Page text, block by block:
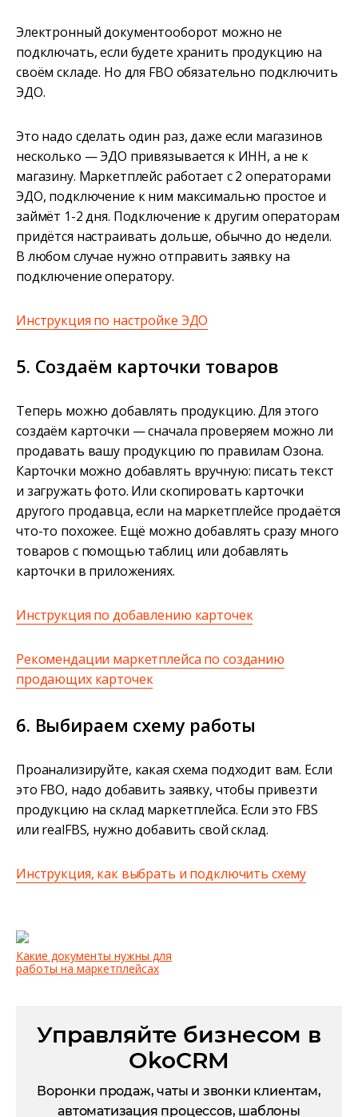
Электронный документооборот можно не
подключать, если будете хранить продукцию на
своём складе. Но для FBO обязательно подключить
ЭДО.
Это надо сделать один раз, даже если магазинов
несколько — ЭДО привязывается к ИНН, а не к
магазину. Маркетплейс работает с 2 операторами
ЭДО, подключение к ним максимально простое и
займёт 1-2 дня. Подключение к другим операторам
придётся настраивать дольше, обычно до недели.
В любом случае нужно отправить заявку на
подключение оператору.
Инструкция по настройке ЭДО
5. Создаём карточки товаров
Теперь можно добавлять продукцию. Для этого
создаём карточки — сначала проверяем можно ли
продавать вашу продукцию по правилам Озона.
Карточки можно добавлять вручную: писать текст
и загружать фото. Или скопировать карточки
другого продавца, если на маркетплейсе продаётся
что-то похожее. Ещё можно добавлять сразу много
товаров с помощью таблиц или добавлять
карточки в приложениях.
Инструкция по добавлению карточек
Рекомендации маркетплейса по созданию
продающих карточек
6. Выбираем схему работы
Проанализируйте, какая схема подходит вам. Если
это FBO, надо добавить заявку, чтобы привезти
продукцию на склад маркетплейса. Если это FBS
или realFBS, нужно добавить свой склад.
Инструкция, как выбрать и подключить схему
Какие документы нужны для
работы на маркетплейсах
Управляйте бизнесом в
OkoCRM
Воронки продаж, чаты и звонки клиентам,
автоматизация процессов, шаблоны